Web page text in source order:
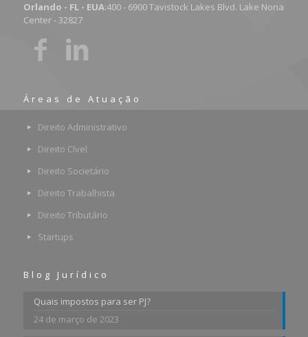
Orlando - FL - EUA:400 - 6900 Tavistock Lakes Blvd. Lake Nona
Center - 32827
Áreas de Atuação
Direito Administrativo
Direito Cível
Direito Societário
Direito Trabalhista
Direito Tributário
Startups
Blog Jurídico
Quais impostos para ser PJ?
24 de março de 2023